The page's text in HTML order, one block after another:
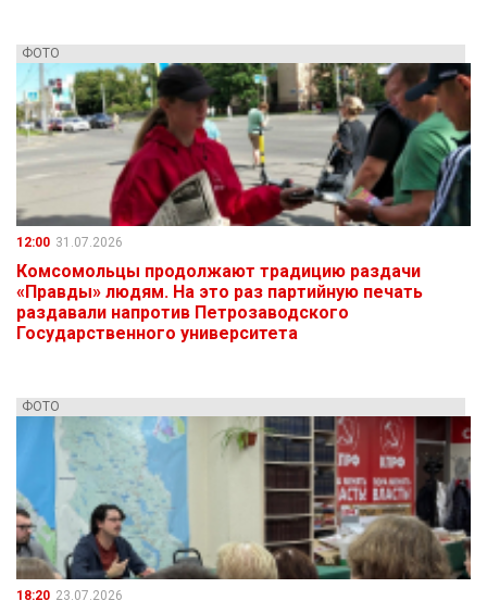
ФОТО
12:00 31.07.2026
Комсомольцы продолжают традицию раздачи
«Правды» людям. На это раз партийную печать
раздавали напротив Петрозаводского
Государственного университета
ФОТО
18:20 23.07.2026